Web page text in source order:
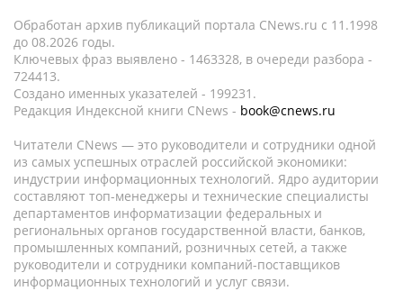
Обработан архив публикаций портала CNews.ru c 11.1998
до 08.2026 годы.
Ключевых фраз выявлено - 1463328, в очереди разбора -
724413.
Создано именных указателей - 199231.
Редакция Индексной книги CNews - book@cnews.ru
Читатели CNews — это руководители и сотрудники одной
из самых успешных отраслей российской экономики:
индустрии информационных технологий. Ядро аудитории
составляют топ-менеджеры и технические специалисты
департаментов информатизации федеральных и
региональных органов государственной власти, банков,
промышленных компаний, розничных сетей, а также
руководители и сотрудники компаний-поставщиков
информационных технологий и услуг связи.